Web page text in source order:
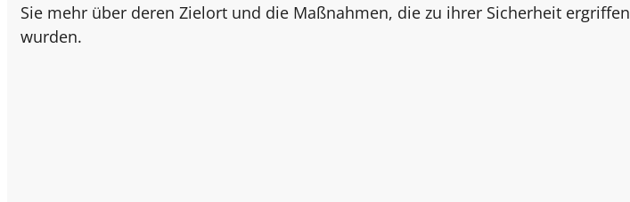
Sie mehr über deren Zielort und die Maßnahmen, die zu ihrer Sicherheit ergriffen
wurden.